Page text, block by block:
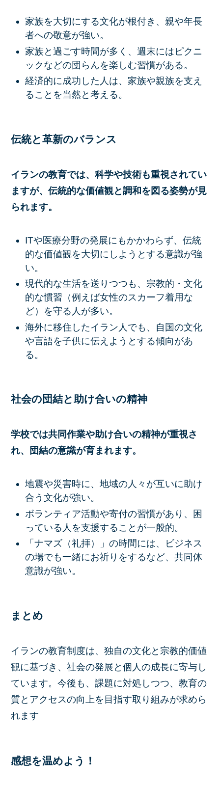
家族を大切にする文化が根付き、親や年長
者への敬意が強い。
家族と過ごす時間が多く、週末にはピクニ
ックなどの団らんを楽しむ習慣がある。
経済的に成功した人は、家族や親族を支え
ることを当然と考える。
伝統と革新のバランス
イランの教育では、科学や技術も重視されてい
ますが、伝統的な価値観と調和を図る姿勢が見
られます。
ITや医療分野の発展にもかかわらず、伝統
的な価値観を大切にしようとする意識が強
い。
現代的な生活を送りつつも、宗教的・文化
的な慣習（例えば女性のスカーフ着用な
ど）を守る人が多い。
海外に移住したイラン人でも、自国の文化
や言語を子供に伝えようとする傾向があ
る。
社会の団結と助け合いの精神
学校では共同作業や助け合いの精神が重視さ
れ、団結の意識が育まれます。
地震や災害時に、地域の人々が互いに助け
合う文化が強い。
ボランティア活動や寄付の習慣があり、困
っている人を支援することが一般的。
「ナマズ（礼拝）」の時間には、ビジネス
の場でも一緒にお祈りをするなど、共同体
意識が強い。
まとめ
イランの教育制度は、独自の文化と宗教的価値
観に基づき、社会の発展と個人の成長に寄与し
ています。今後も、課題に対処しつつ、教育の
質とアクセスの向上を目指す取り組みが求めら
れます
感想を温めよう！